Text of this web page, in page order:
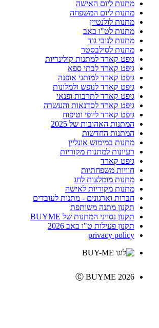
מתנות ליום האישה
מתנות ליום המשפחה
מתנות לולנטיין
מתנות לט"ו באב
מתנות לנובי גוד
מתנות לסילבסטר
גיפט קארד למתנות קולינריות
גיפט קארד לבתי ספא
גיפט קארד למותגי אופנה
גיפט קארד לנופש ולמלונות
גיפט קארד לתרבות ופנאי
גיפט קארד לסדנאות והעשרה
גיפט קארד ליופי וטיפוח
המתנות האהובות של 2025
המתנות החדשות
מתנות במימוש אונליין
רעיונות למתנות מקוריות
גיפט קארד
חוויות משפחתיות
מתנות מומלצות לחג
מתנות מקוריות לאישה
חברות וארגונים - מתנות לעובדים
תקנון מתנה משותפת
תקנון נסייני המתנות של BUYME
תקנון פעילות ט"ו באב 2026
privacy policy
Ⓒ BUYME 2026